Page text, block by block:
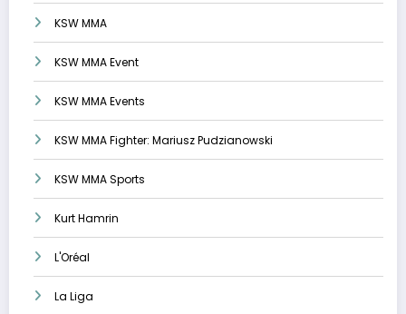
KSW MMA
KSW MMA Event
KSW MMA Events
KSW MMA Fighter: Mariusz Pudzianowski
KSW MMA Sports
Kurt Hamrin
L'Oréal
La Liga